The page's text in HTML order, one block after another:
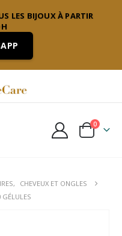
LES BIJOUX À PARTIR
0
,
CHEVEUX ET ONGLES